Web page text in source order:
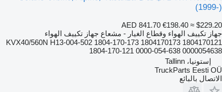
(1999-)
AED 841.70 €198.40 ≈ $229.20
جهاز تكييف الهواء وقطاع الغيار - مشعاع جهاز تكييف الهواء
KVX40/560N H13-004-502 1804-170-173 1804170173 1804170121
1804-170-121 0000-054-638 0000054638
إستونيا، Tallinn
TruckParts Eesti OÜ
الاتصال بالبائع